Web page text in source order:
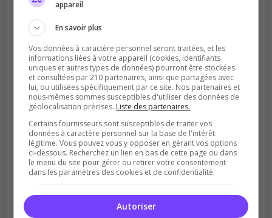
Soutient la communauté
Plus de visibilité = plus de joueurs
appareil
En savoir plus
Vos données à caractère personnel seront traitées, et les
informations liées à votre appareil (cookies, identifiants
uniques et autres types de données) pourront être stockées
et consultées par 210 partenaires, ainsi que partagées avec
lui, ou utilisées spécifiquement par ce site. Nos partenaires et
nous-mêmes sommes susceptibles d'utiliser des données de
géolocalisation précises. Liste des partenaires.
Certains fournisseurs sont susceptibles de traiter vos
données à caractère personnel sur la base de l'intérêt
légitime. Vous pouvez vous y opposer en gérant vos options
ci-dessous. Recherchez un lien en bas de cette page ou dans
le menu du site pour gérer ou retirer votre consentement
dans les paramètres des cookies et de confidentialité.
Autoriser